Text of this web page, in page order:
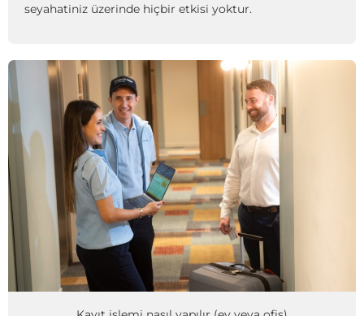
seyahatiniz üzerinde hiçbir etkisi yoktur.